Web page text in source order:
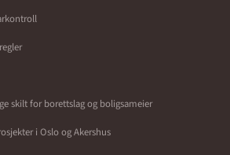
skilt for borettslag og boligsameier
i Oslo og Akershus